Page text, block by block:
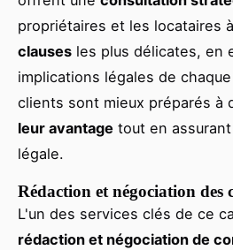
propriétaires et les locataires
clauses les plus délicates, en
implications légales de
clients sont mieux préparés à
leur avantage tout en
légale.
Rédaction et négociation des
L'un des services clés de ce
rédaction et négociation de